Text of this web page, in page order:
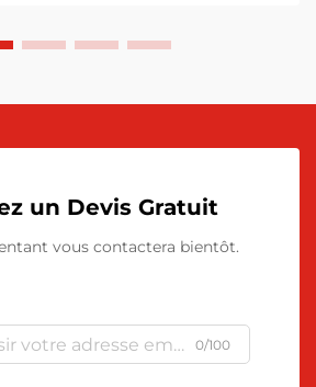
un Devis Gratuit
vous contactera bientôt.
0/100